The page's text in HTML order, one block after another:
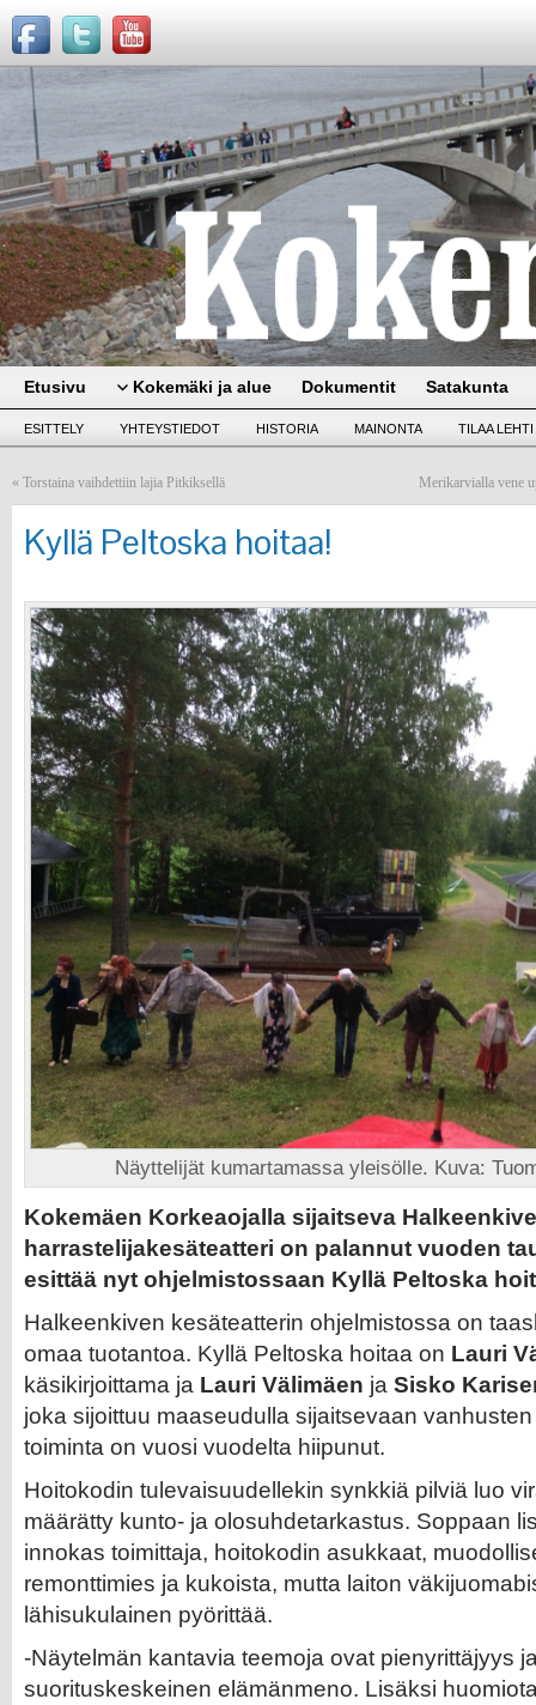
Etusivu Kokemäki ja alue Dokumentit Satakunta
ESITTELY YHTEYSTIEDOT HISTORIA MAINONTA TILAA LEHTI
« Torstaina vaihdettiin lajia Pitkiksellä Merikarvialla vene
Kyllä Peltoska hoitaa!
Näyttelijät kumartamassa yleisölle. Kuva:
Kokemäen Korkeaojalla sijaitseva
harrastelijakesäteatteri on palannut vuoden
esittää nyt ohjelmistossaan Kyllä Peltoska
Halkeenkiven kesäteatterin ohjelmistossa on
omaa tuotantoa. Kyllä Peltoska hoitaa on Lauri
käsikirjoittama ja Lauri Välimäen ja Sisko
joka sijoittuu maaseudulla sijaitsevaan
toiminta on vuosi vuodelta hiipunut.
Hoitokodin tulevaisuudellekin synkkiä pilviä luo
määrätty kunto- ja olosuhdetarkastus. Soppaan
innokas toimittaja, hoitokodin asukkaat,
remonttimies ja kukoista, mutta laiton
lähisukulainen pyörittää.
-Näytelmän kantavia teemoja ovat pienyrittäjyys
suorituskeskeinen elämänmeno. Lisäksi